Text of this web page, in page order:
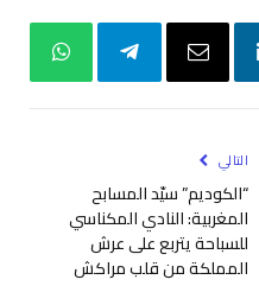
لينكدإن البريد
التالي
“الكوديم” سيّد المسابح
المغربية: النادي المكناسي
للسباحة يتربع على عرش
المملكة من قلب مراكش